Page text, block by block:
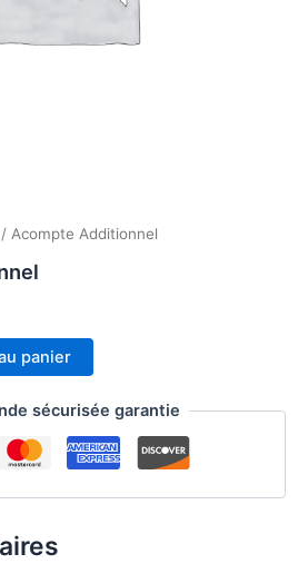
/ Acompte Additionnel
panier
sécurisée garantie